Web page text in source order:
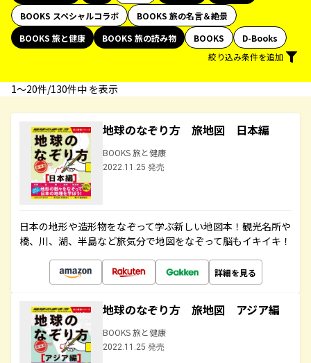
BOOKS スペシャルコラボ
BOOKS 旅の名言＆絶景
BOOKS 旅と健康
BOOKS 旅の読み物 BOOKS
D-Books
絞り込み条件を追加
1〜20件/130件中 を表示
地球のなぞり方 旅地図 日本編
BOOKS 旅と健康
2022.11.25 発売
日本の地形や造形物をなぞって学ぶ新しい地図本！観光名所や
橋、川、湖、半島など旅気分で地図をなぞって脳もイキイキ！
詳細を見る
地球のなぞり方 旅地図 アジア編
BOOKS 旅と健康
2022.11.25 発売